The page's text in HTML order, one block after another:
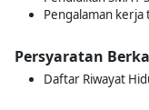
Pengalaman
Persyaratan
Daftar Riwayat